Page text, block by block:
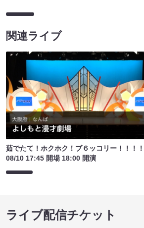
関連ライブ
茹でたて！ホクホク！ブ６ッコリー！！！！
08/10 17:45 開場 18:00 開演
ライブ配信チケット